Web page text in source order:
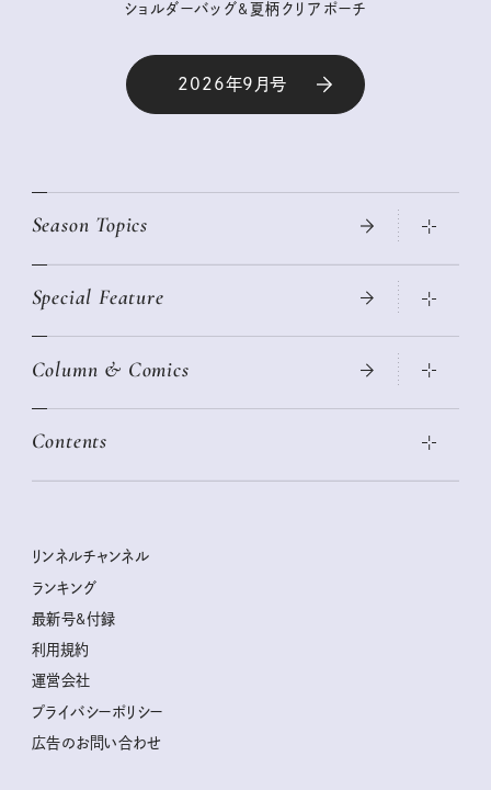
ショルダーバッグ&夏柄クリアポーチ
2026年9月号
Season Topics
真夏のひんやりグッズ 2026
ニトリ・イケア・無印良品で賢くおしゃれなインテリア
絶品、お餅レシピ大集合！
クラフトビール案内
母の日に贈りたい、お花モチーフのアイテム
Special Feature
2026年春夏 トレンドファッションニュース
女子旅おすすめスポット 暮らすように心地いいリンネル旅ガイ
リンネル 暮らしの道具大賞
ナチュラルメイクレッスン
喜ばれる贈り物手帖
Column & Comics
ぐれいさん
空想喫茶トラノコクさんのあの店この店、喫茶訪問日記
圷みほさんのゆるっと週末キャンプ通信
豆柴・まもるくんの旅日記
柳沢小実さんのお散歩するようなゆるり旅
valoさんのかわいいもの探し
Contents
リンネル暮らし部
リンネルチャンネル
おぱんつ君のわくわく楽しい一週間占い
毎日が心地よくなるリンネルタロット
リンネルチャンネル
ランキング
最新号&付録
利用規約
運営会社
プライバシーポリシー
広告のお問い合わせ